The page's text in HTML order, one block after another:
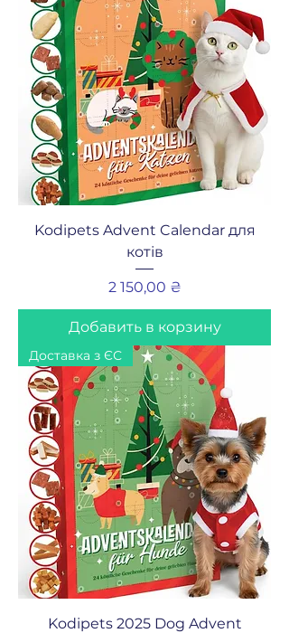
Kodipets Advent Calendar для
котів
Цена
2 150,00 ₴
Добавить в корзину
Доставка з ЄС
Kodipets 2025 Dog Advent